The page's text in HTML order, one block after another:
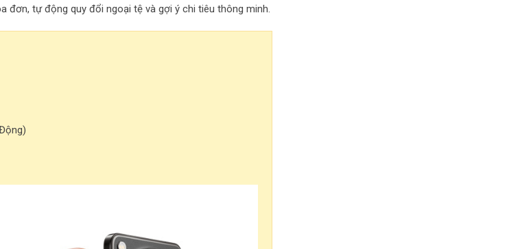
đơn, tự động quy đổi ngoại tệ và gợi ý chi tiêu thông minh.